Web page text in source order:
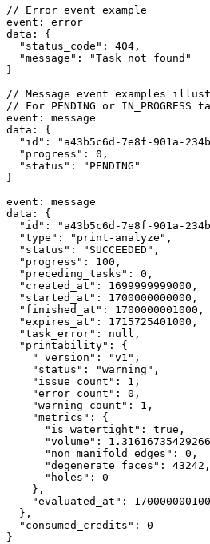
// Error event example
event :
error
data :
{
"status_code" : 404 ,
"message" :
"Task not found"
}
// Message event examples
// For PENDING or
event :
message
data :
{
"id" : "a43b5c6d-7e8f-901a-
"progress" : 0 ,
"status" :
"PENDING"
}
event :
message
data :
{
"id" : "a43b5c6d-7e8f-901a-
"type" : "print-analyze" ,
"status" : "SUCCEEDED" ,
"progress" : 100 ,
"preceding_tasks" : 0 ,
"created_at" : 1699999999000 ,
"started_at" : 1700000000000 ,
"finished_at" : 1700000001000 ,
"expires_at" : 1715725401000 ,
"task_error" : null ,
"printability" : {
"_version" : "v1" ,
"status" : "warning" ,
"issue_count" : 1 ,
"error_count" : 0 ,
"warning_count" : 1 ,
"metrics" :
{
"is_watertight" : true ,
"volume" :
"non_manifold_edges" : 0 ,
"degenerate_faces" : 43242 ,
"holes" :
0
    }
,
"evaluated_at" :
  }
,
"consumed_credits" : 0
}